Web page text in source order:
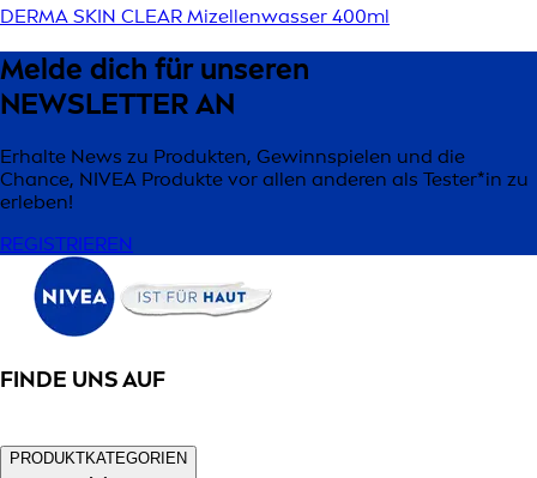
DERMA SKIN CLEAR Mizellenwasser 400ml
Melde dich für unseren
NEWSLETTER AN
Erhalte News zu Produkten, Gewinnspielen und die
Chance, NIVEA Produkte vor allen anderen als Tester*in zu
erleben!
REGISTRIEREN
FINDE UNS AUF
PRODUKTKATEGORIEN